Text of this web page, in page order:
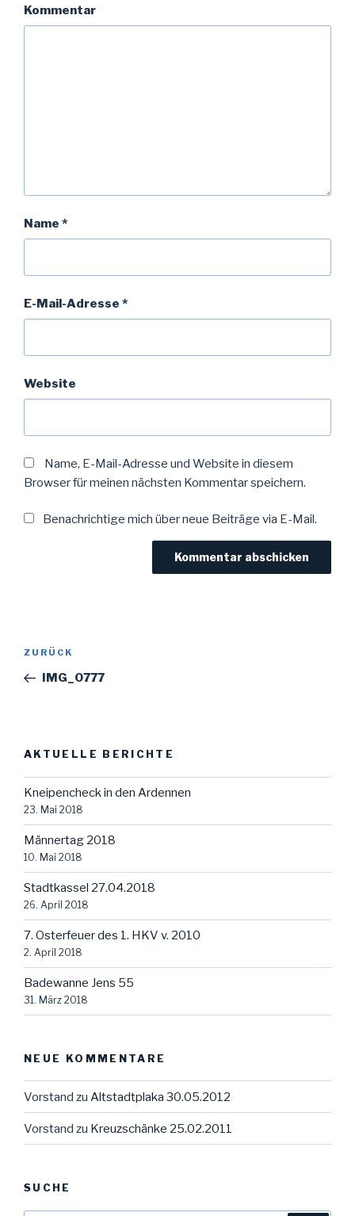
Kommentar
Name *
E-Mail-Adresse *
Website
Name, E-Mail-Adresse und Website in diesem
Browser für meinen nächsten Kommentar speichern.
Benachrichtige mich über neue Beiträge via E-Mail.
Beitragsnavigation
Vorheriger
Beitrag
ZURÜCK
IMG_0777
AKTUELLE BERICHTE
Kneipencheck in den Ardennen
23. Mai 2018
Männertag 2018
10. Mai 2018
Stadtkassel 27.04.2018
26. April 2018
7. Osterfeuer des 1. HKV v. 2010
2. April 2018
Badewanne Jens 55
31. März 2018
NEUE KOMMENTARE
Vorstand zu Altstadtplaka 30.05.2012
Vorstand zu Kreuzschänke 25.02.2011
SUCHE